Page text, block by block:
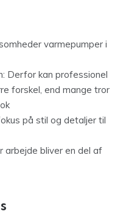
varmepumper i
Derfor kan professionel
forskel, end mange tror
på stil og detaljer til
arbejde bliver en del af